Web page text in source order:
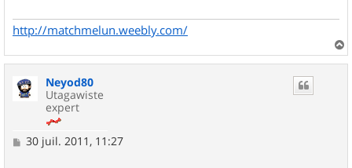
http://matchmelun.weebly.com/
a
Neyod80
Utagawiste
expert
M
30 juil. 2011, 11:27